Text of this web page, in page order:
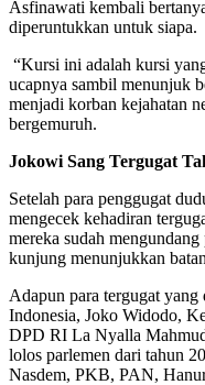
Asfinawati kembali
diperuntukkan untuk siapa.
“Kursi ini adalah kursi
ucapnya sambil menunjuk
menjadi korban kejahatan
bergemuruh.
Jokowi Sang Tergugat
Setelah para penggugat
mengecek kehadiran
mereka sudah
kunjung menunjukkan
Adapun para tergugat
Indonesia, Joko Widodo,
DPD RI La Nyalla
lolos parlemen dari tahun
Nasdem, PKB, PAN,